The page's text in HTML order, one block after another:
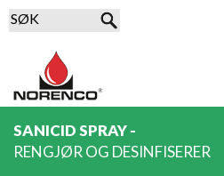
SANICID SPRAY -
RENGJØR OG DESINFISERER